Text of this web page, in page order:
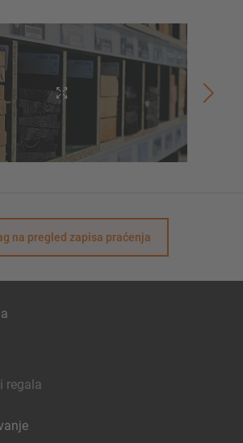
na pregled zapisa praćenja
regala